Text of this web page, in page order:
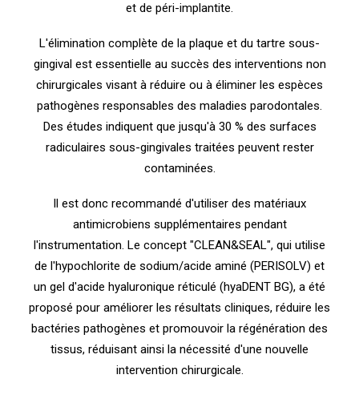
et de péri-implantite.
L'élimination complète de la plaque et du tartre sous-
gingival est essentielle au succès des interventions non
chirurgicales visant à réduire ou à éliminer les espèces
pathogènes responsables des maladies parodontales.
Des études indiquent que jusqu'à 30 % des surfaces
radiculaires sous-gingivales traitées peuvent rester
contaminées.
Il est donc recommandé d'utiliser des matériaux
antimicrobiens supplémentaires pendant
l'instrumentation. Le concept "CLEAN&SEAL", qui utilise
de l'hypochlorite de sodium/acide aminé (PERISOLV) et
un gel d'acide hyaluronique réticulé (hyaDENT BG), a été
proposé pour améliorer les résultats cliniques, réduire les
bactéries pathogènes et promouvoir la régénération des
tissus, réduisant ainsi la nécessité d'une nouvelle
intervention chirurgicale.